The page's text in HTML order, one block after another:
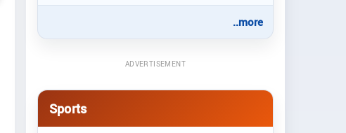
..more
ADVERTISEMENT
Sports